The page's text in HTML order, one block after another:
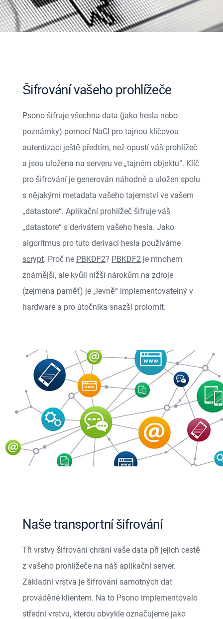
Šifrování vašeho prohlížeče
Psono šifruje všechna data (jako hesla nebo
poznámky) pomocí NaCl pro tajnou klíčovou
autentizaci ještě předtím, než opustí váš prohlížeč
a jsou uložena na serveru ve „tajném objektu“. Klíč
pro šifrování je generován náhodně a uložen spolu
s nějakými metadata vašeho tajemství ve vašem
„datastore“. Aplikační prohlížeč šifruje váš
„datastore“ s derivátem vašeho hesla. Jako
algoritmus pro tuto derivaci hesla používáme
scrypt. Proč ne PBKDF2? PBKDF2 je mnohem
známější, ale kvůli nižší nárokům na zdroje
(zejména paměť) je „levně“ implementovatelný v
hardware a pro útočníka snazší prolomit.
Naše transportní šifrování
Tři vrstvy šifrování chrání vaše data při jejich cestě
z vašeho prohlížeče na náš aplikační server.
Základní vrstva je šifrování samotných dat
prováděné klientem. Na to Psono implementovalo
střední vrstvu, kterou obvykle označujeme jako